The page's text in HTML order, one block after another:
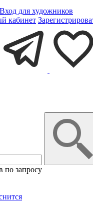
Вход для художников
кабинет
по запросу